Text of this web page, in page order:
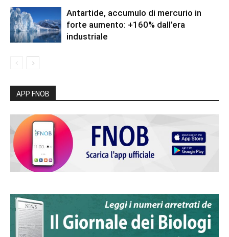
Antartide, accumulo di mercurio in
forte aumento: +160% dall’era
industriale
APP FNOB